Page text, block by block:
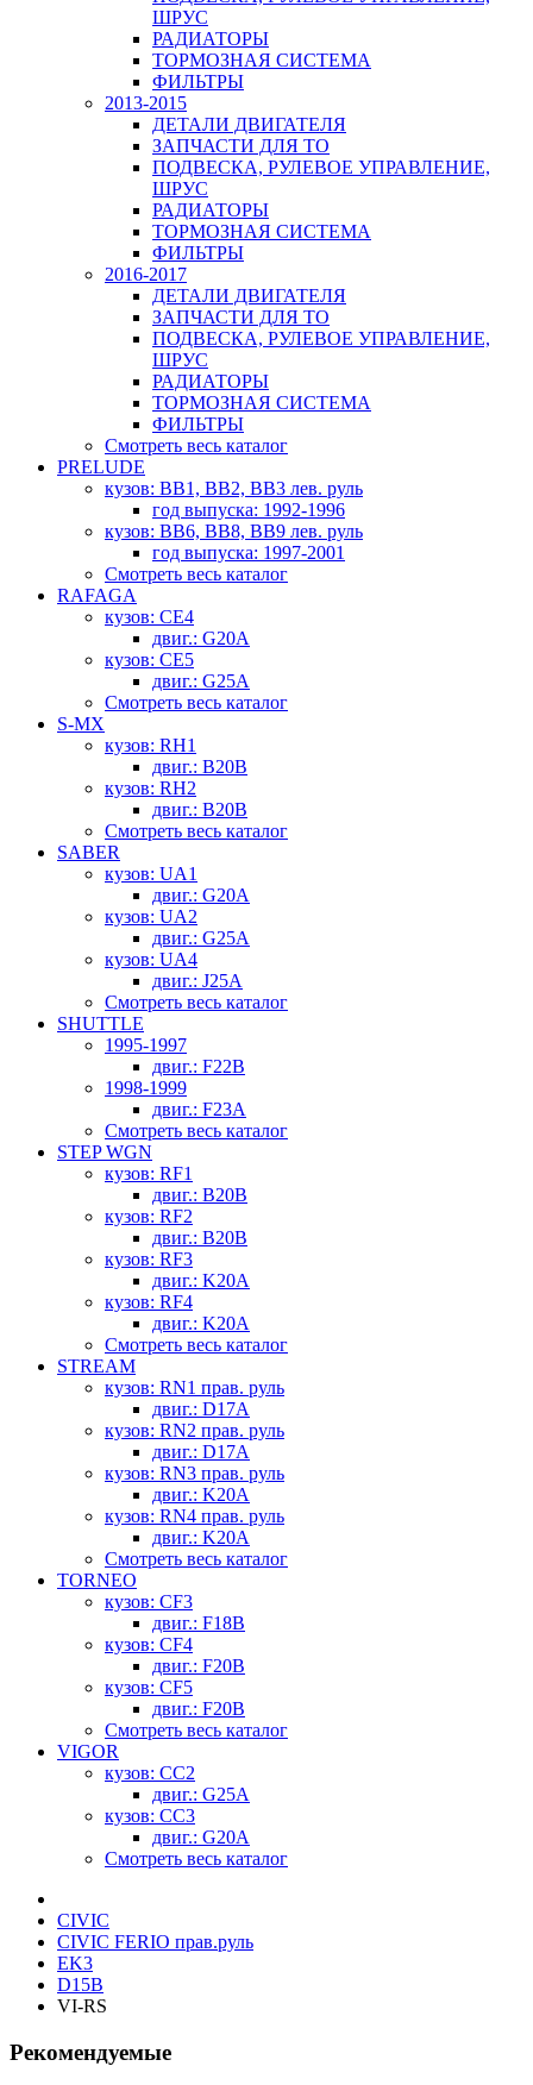
ШРУС
РАДИАТОРЫ
ТОРМОЗНАЯ СИСТЕМА
ФИЛЬТРЫ
2013-2015
ДЕТАЛИ ДВИГАТЕЛЯ
ЗАПЧАСТИ ДЛЯ ТО
ПОДВЕСКА, РУЛЕВОЕ УПРАВЛЕНИЕ,
ШРУС
РАДИАТОРЫ
ТОРМОЗНАЯ СИСТЕМА
ФИЛЬТРЫ
2016-2017
ДЕТАЛИ ДВИГАТЕЛЯ
ЗАПЧАСТИ ДЛЯ ТО
ПОДВЕСКА, РУЛЕВОЕ УПРАВЛЕНИЕ,
ШРУС
РАДИАТОРЫ
ТОРМОЗНАЯ СИСТЕМА
ФИЛЬТРЫ
Смотреть весь каталог
PRELUDE
кузов: BB1, BB2, BB3 лев. руль
год выпуска: 1992-1996
кузов: BB6, BB8, BB9 лев. руль
год выпуска: 1997-2001
Смотреть весь каталог
RAFAGA
кузов: CE4
двиг.: G20A
кузов: CE5
двиг.: G25A
Смотреть весь каталог
S-MX
кузов: RH1
двиг.: B20B
кузов: RH2
двиг.: B20B
Смотреть весь каталог
SABER
кузов: UA1
двиг.: G20A
кузов: UA2
двиг.: G25A
кузов: UA4
двиг.: J25A
Смотреть весь каталог
SHUTTLE
1995-1997
двиг.: F22B
1998-1999
двиг.: F23A
Смотреть весь каталог
STEP WGN
кузов: RF1
двиг.: B20B
кузов: RF2
двиг.: B20B
кузов: RF3
двиг.: K20A
кузов: RF4
двиг.: K20A
Смотреть весь каталог
STREAM
кузов: RN1 прав. руль
двиг.: D17A
кузов: RN2 прав. руль
двиг.: D17A
кузов: RN3 прав. руль
двиг.: K20A
кузов: RN4 прав. руль
двиг.: K20A
Смотреть весь каталог
TORNEO
кузов: CF3
двиг.: F18B
кузов: CF4
двиг.: F20B
кузов: CF5
двиг.: F20B
Смотреть весь каталог
VIGOR
кузов: CC2
двиг.: G25A
кузов: CC3
двиг.: G20A
Смотреть весь каталог
CIVIC
CIVIC FERIO прав.руль
EK3
D15B
VI-RS
Рекомендуемые